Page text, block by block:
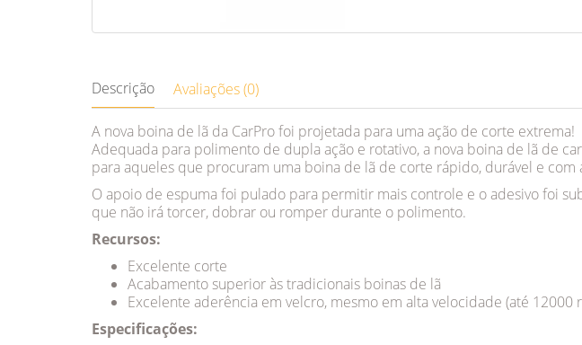
Descrição Avaliações (0)
A nova boina de lã da CarPro foi projetada para uma ação de corte extrema!
Adequada para polimento de dupla ação e rotativo, a nova boina de lã de
para aqueles que procuram uma boina de lã de corte rápido, durável e com
O apoio de espuma foi pulado para permitir mais controle e o adesivo foi
que não irá torcer, dobrar ou romper durante o polimento.
Recursos:
Excelente corte
Acabamento superior às tradicionais boinas de lã
Excelente aderência em velcro, mesmo em alta velocidade (até 12000
Especificações: